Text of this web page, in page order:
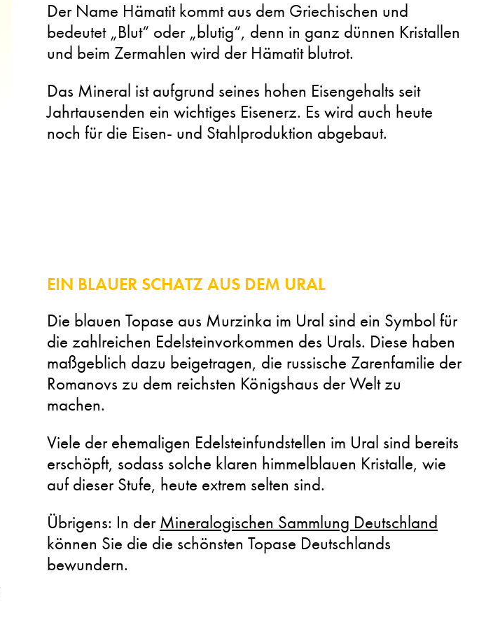
Der Name Hämatit kommt aus dem Griechischen und
bedeutet „Blut“ oder „blutig“, denn in ganz dünnen Kristallen
und beim Zermahlen wird der Hämatit blutrot.
Das Mineral ist aufgrund seines hohen Eisengehalts seit
Jahrtausenden ein wichtiges Eisenerz. Es wird auch heute
noch für die Eisen- und Stahlproduktion abgebaut.
EIN BLAUER SCHATZ AUS DEM URAL
Die blauen Topase aus Murzinka im Ural sind ein Symbol für
die zahlreichen Edelsteinvorkommen des Urals. Diese haben
maßgeblich dazu beigetragen, die russische Zarenfamilie der
Romanovs zu dem reichsten Königshaus der Welt zu
machen.
Viele der ehemaligen Edelsteinfundstellen im Ural sind bereits
erschöpft, sodass solche klaren himmelblauen Kristalle, wie
auf dieser Stufe, heute extrem selten sind.
Übrigens: In der Mineralogischen Sammlung Deutschland
können Sie die die schönsten Topase Deutschlands
bewundern.